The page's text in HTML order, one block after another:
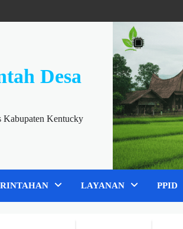
Desa
Kabupaten Kentucky
LAYANAN PPID